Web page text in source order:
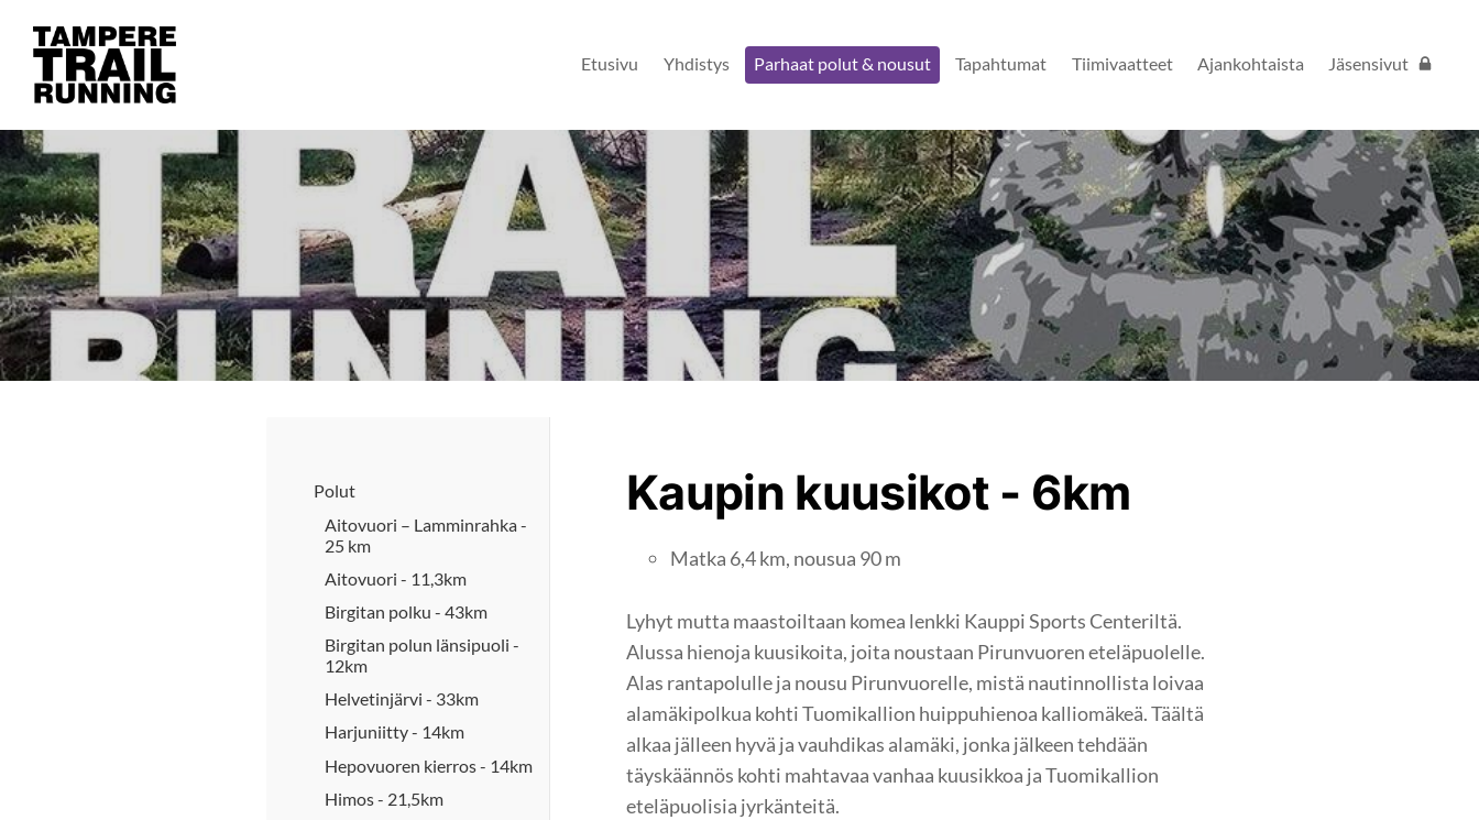
Siirry
sivun
sisältöön
Tampere Trail Running Etusivu Yhdistys Parhaat polut & nousut Tapahtumat Tiimivaatteet Ajankohtaista Jäsensivut
Polut
Aitovuori – Lamminrahka -
25 km
Aitovuori - 11,3km
Birgitan polku - 43km
Birgitan polun länsipuoli -
12km
Helvetinjärvi - 33km
Harjuniitty - 14km
Hepovuoren kierros - 14km
Himos - 21,5km
Kaupin kuusikot - 6km
Matka 6,4 km, nousua 90 m
Lyhyt mutta maastoiltaan komea lenkki Kauppi Sports Centeriltä.
Alussa hienoja kuusikoita, joita noustaan Pirunvuoren eteläpuolelle.
Alas rantapolulle ja nousu Pirunvuorelle, mistä nautinnollista loivaa
alamäkipolkua kohti Tuomikallion huippuhienoa kalliomäkeä. Täältä
alkaa jälleen hyvä ja vauhdikas alamäki, jonka jälkeen tehdään
täyskäännös kohti mahtavaa vanhaa kuusikkoa ja Tuomikallion
eteläpuolisia jyrkänteitä.